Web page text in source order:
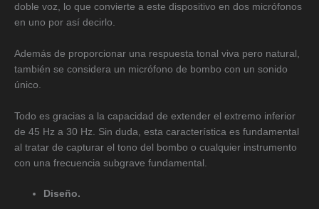
doble voz, lo que convierte a este dispositivo en dos micrófonos
en uno por así decirlo.
Además de proporcionar una respuesta tonal viva pero natural,
también se considera un micrófono de bombo con un sonido
único.
Todo es gracias a la capacidad de extender el extremo inferior
de 45 Hz a 30 Hz. Sin duda, esta característica es fundamental
al tratar de capturar el tono del bombo o cualquier instrumento
con una frecuencia subgrave fundamental.
Diseño.